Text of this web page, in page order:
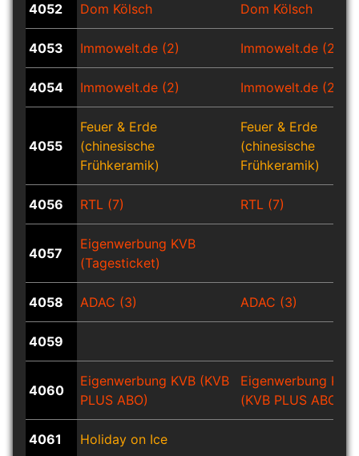
4052 Dom Kölsch Dom Kölsch
4053 Immowelt.de (2) Immowelt.de (2)
4054 Immowelt.de (2) Immowelt.de (2)
4055
Feuer & Erde
(chinesische
Frühkeramik)
Feuer & Erde
(chinesische
Frühkeramik)
4056 RTL (7) RTL (7)
4057
Eigenwerbung KVB
(Tagesticket)
4058 ADAC (3) ADAC (3)
4059
4060
Eigenwerbung KVB (KVB
PLUS ABO)
Eigenwerbung KVB
(KVB PLUS ABO)
4061 Holiday on Ice